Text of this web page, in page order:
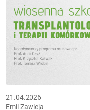
21.04.2026
Emil Zawieja